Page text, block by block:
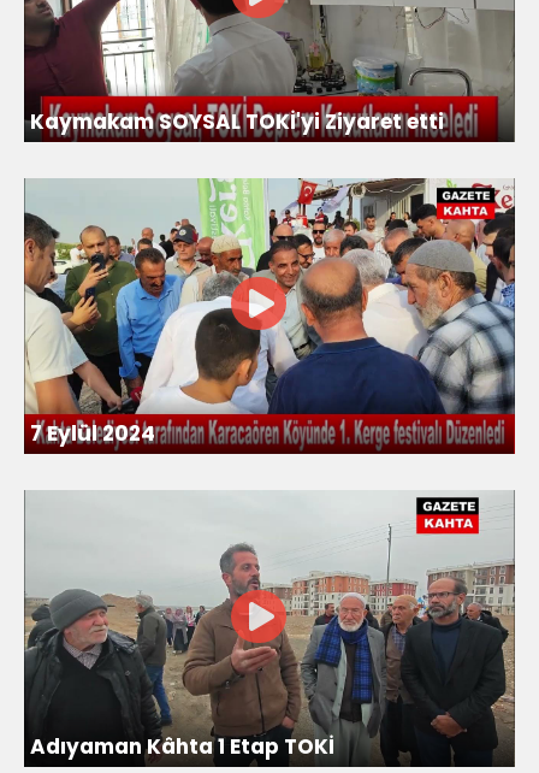
Kaymakam SOYSAL TOKİ'yi Ziyaret etti
7 Eylül 2024
Adıyaman Kâhta 1 Etap TOKİ